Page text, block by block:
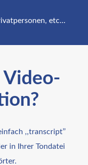
etc...
Video-
,,transcript’’
in Ihrer Tondatei